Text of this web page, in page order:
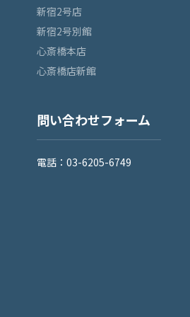
新宿2号店
新宿2号別館
心斎橋本店
心斎橋店新館
問い合わせフォーム
電話：03-6205-6749